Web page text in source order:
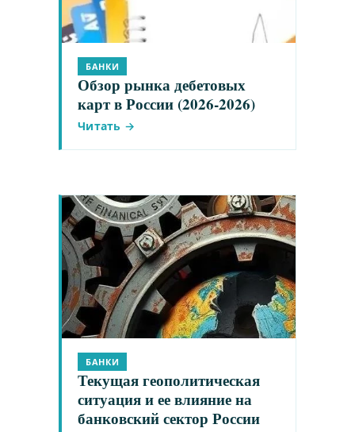
БАНКИ
Обзор рынка дебетовых
карт в России (2026-2026)
Читать →
БАНКИ
Текущая геополитическая
ситуация и ее влияние на
банковский сектор России